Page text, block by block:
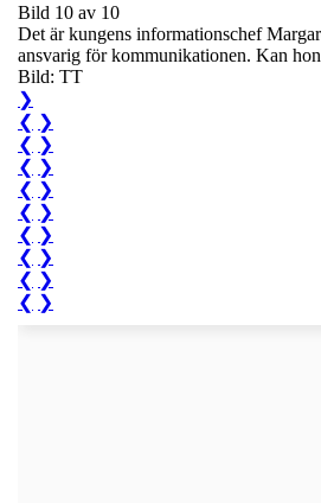
Bild 10 av 10
Det är kungens informationschef
ansvarig för kommunikationen. Kan
Bild: TT
❯
❮ ❯
❮ ❯
❮ ❯
❮ ❯
❮ ❯
❮ ❯
❮ ❯
❮ ❯
❮ ❯